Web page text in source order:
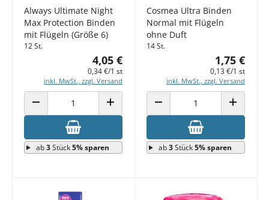
Always Ultimate Night
Max Protection Binden
mit Flügeln (Größe 6)
12 St.
4,05 €
0,34 €/1 st
inkl. MwSt., zzgl. Versand
ANZAHL VERRINGERN ANZAHL ERHÖHEN
ab3Stück5% sparen
Cosmea Ultra Binden
Normal mit Flügeln
ohne Duft
14 St.
1,75 €
0,13 €/1 st
inkl. MwSt., zzgl. Versand
ANZAHL VERRINGERN ANZAHL
ab3Stück5% sparen